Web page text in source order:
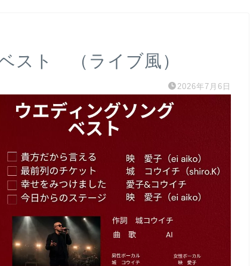
スト （ライブ風）
2026年7月6日